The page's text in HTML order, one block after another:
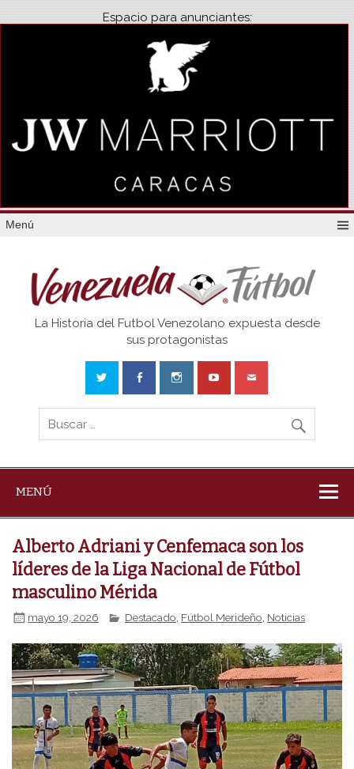
Espacio para anunciantes:
Menú
Venezuela
La Historia del Futbol Venezolano expuesta desde
sus protagonistas
MENÚ
Alberto Adriani y Cenfemaca son los
líderes de la Liga Nacional de Fútbol
masculino Mérida
mayo 19, 2026 Destacado Fútbol Merideño Noticias